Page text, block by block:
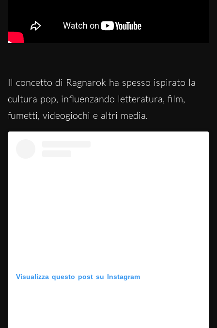
Il concetto di Ragnarok ha spesso ispirato la
cultura pop, influenzando letteratura, film,
fumetti, videogiochi e altri media.
Visualizza questo post su Instagram